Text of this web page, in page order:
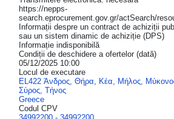
https://nepps-
search.eprocurement.gov.gr/actSearch/
Informații despre un contract de achiziții
sau un sistem dinamic de achiziție (DPS)
Informație indisponibilă
Condiții de deschidere a ofertelor (dată)
05/12/2025 10:00
Locul de executare
EL422 Άνδρος, Θήρα, Κέα, Μήλος,
Σύρος, Τήνος
Greece
Codul CPV